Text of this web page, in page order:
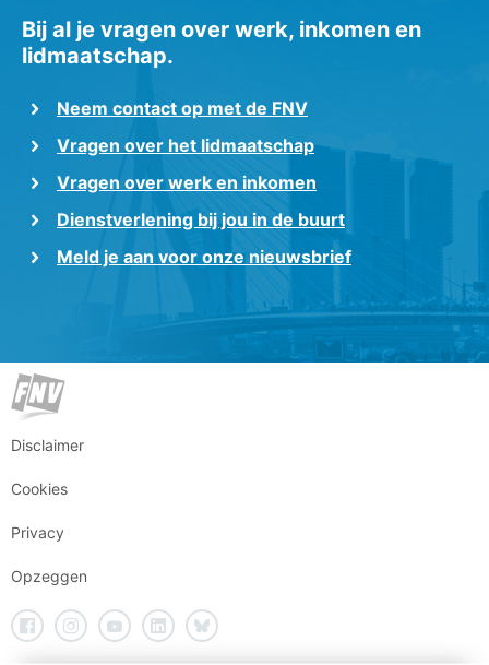
Bij al je vragen over werk, inkomen en
lidmaatschap.
Neem contact op met de FNV
Vragen over het lidmaatschap
Vragen over werk en inkomen
Dienstverlening bij jou in de buurt
Meld je aan voor onze nieuwsbrief
Disclaimer
Cookies
Privacy
Opzeggen